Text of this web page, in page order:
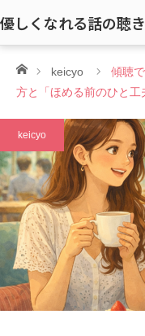
優しくなれる話の聴
ホームkeicyo
傾聴
方と「ほめる前のひと工
keicyo